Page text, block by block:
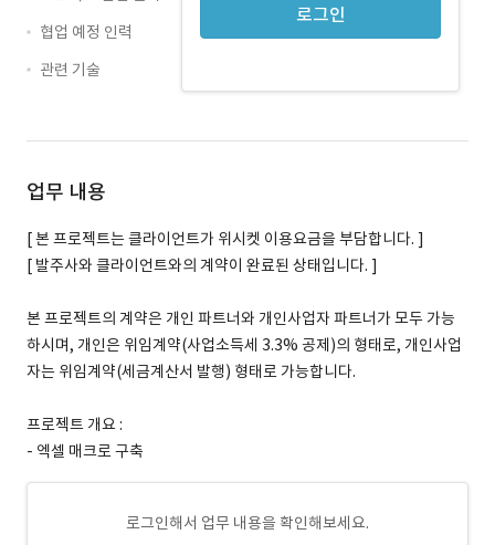
로그인
협업 예정 인력
관련 기술
업무 내용
[ 본 프로젝트는 클라이언트가 위시켓 이용요금을 부담합니다. ]
[ 발주사와 클라이언트와의 계약이 완료된 상태입니다. ]
본 프로젝트의 계약은 개인 파트너와 개인사업자 파트너가 모두 가능
하시며, 개인은 위임계약(사업소득세 3.3% 공제)의 형태로, 개인사업
자는 위임계약(세금계산서 발행) 형태로 가능합니다.
프로젝트 개요 :
- 엑셀 매크로 구축
로그인해서 업무 내용을 확인해보세요.